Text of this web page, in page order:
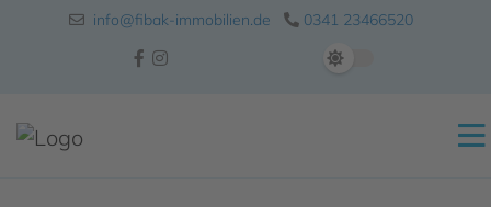
info@fibak-immobilien.de 0341 23466520